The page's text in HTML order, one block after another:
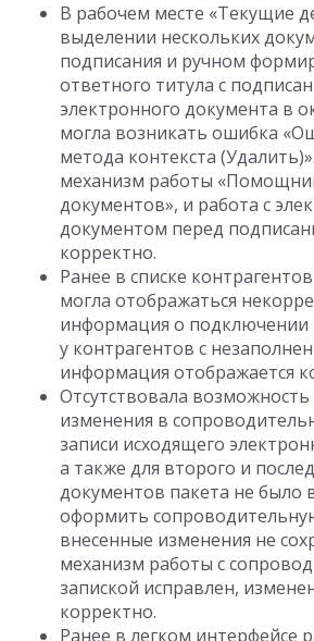
В рабочем месте «Текущие
выделении нескольких
подписания и ручном
ответного титула с
электронного документа в
могла возникать ошибка
метода контекста
механизм работы
документов», и работа с
документом перед
корректно.
Ранее в списке
могла отображаться
информация о подключении
у контрагентов с
информация отображается
Отсутствовала возможность
изменения в
записи исходящего
а также для второго и
документов пакета не было
оформить
внесенные изменения не
механизм работы с
запиской исправлен,
корректно.
Ранее в легком интерфейсе